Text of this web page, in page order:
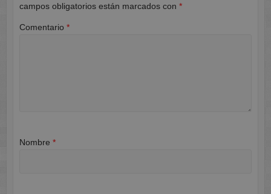
campos obligatorios están marcados con *
Comentario *
Nombre *